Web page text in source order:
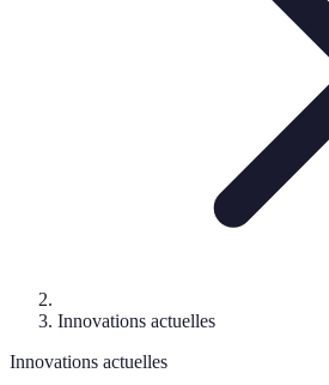
Innovations actuelles
Innovations actuelles